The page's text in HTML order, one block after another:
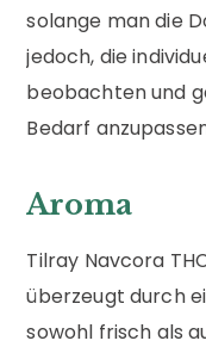
solange man die
jedoch, die
beobachten und
Bedarf
Aroma
Tilray Navcora
überzeugt durch
sowohl frisch als